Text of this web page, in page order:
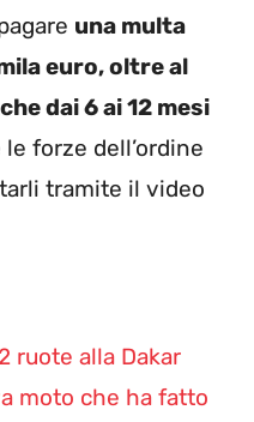
una multa
euro, oltre al
dai 6 ai 12 mesi
forze dell’ordine
tramite il video
ruote alla Dakar
moto che ha fatto